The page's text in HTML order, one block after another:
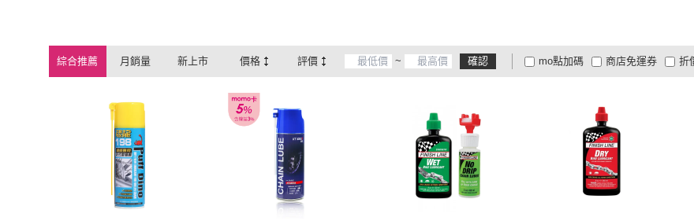
BIKEfun(1) X-FREE(2)
喵呼嚕(1) kurumapop(1) IceToolz(1) 黑珍珠(1)
BIKEfun(1) X-FREE(2)
除鏽(17) 油膜去除(5) 修復(15)
綜合推薦 月銷量 新上市 價格 評價 ~ 確認
折
mo點加碼
大家電安心配
大家電快配
商店免運券